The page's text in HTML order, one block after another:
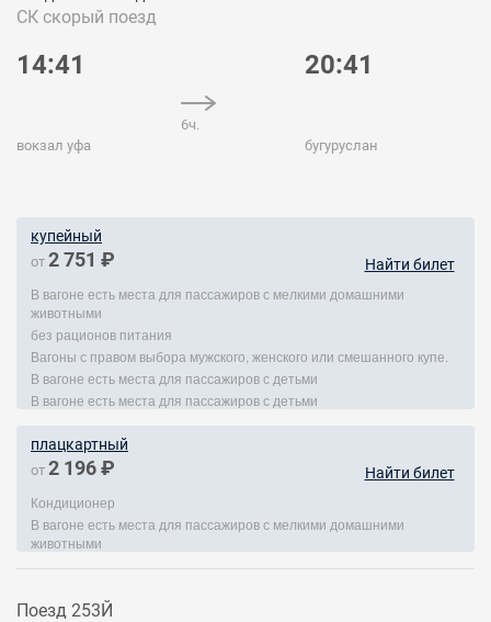
СК скорый поезд
14:41
вокзал уфа
6ч.
20:41
бугуруслан
купейный
от 2 751 ₽ Найти билет
В вагоне есть места для пассажиров с мелкими домашними
животными
без рационов питания
Вагоны с правом выбора мужского, женского или смешанного купе.
В вагоне есть места для пассажиров с детьми
В вагоне есть места для пассажиров с детьми
плацкартный
от 2 196 ₽ Найти билет
Кондиционер
В вагоне есть места для пассажиров с мелкими домашними
животными
Поезд 253Й